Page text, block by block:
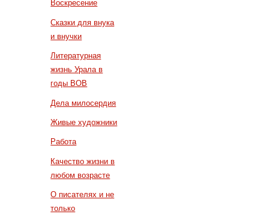
Воскресение
Сказки для внука
и внучки
Литературная
жизнь Урала в
годы ВОВ
Дела милосердия
Живые художники
Работа
Качество жизни в
любом возрасте
О писателях и не
только